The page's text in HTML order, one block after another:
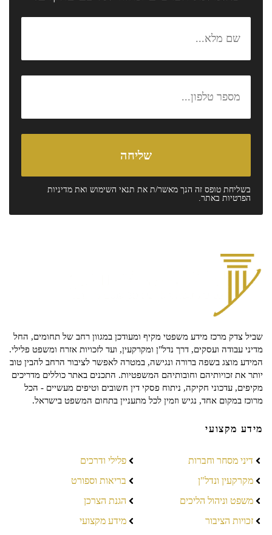
בשליחת טופס זה הנך מאשר/ת את תנאי השימוש ואת מדיניות
הפרטיות באתר.
שביל צדק מרכז מידע משפטי מקיף ומעודכן במגוון רחב של תחומים, החל
מדיני עבודה ועסקים, דרך נדל"ן ומקרקעין, ועד לזכויות אזרח ומשפט פלילי.
המידע מוצג בשפה ברורה ונגישה, במטרה לאפשר לציבור הרחב להבין טוב
יותר את זכויותיהם וחובותיהם המשפטיות. התכנים באתר כוללים מדריכים
מקיפים, עדכוני חקיקה, ניתוח פסקי דין חשובים וטיפים מעשיים - הכל
מרוכז במקום אחד, נגיש וזמין לכל מתעניין בתחום המשפט בישראל.
מידע מקצועי
דיני מסחר וחברות
מקרקעין ונדל"ן
משפט וניהול הליכים
זכויות הציבור
פלילי ודרכים
בריאות וספורט
הגנת הצרכן
מידע מקצועי